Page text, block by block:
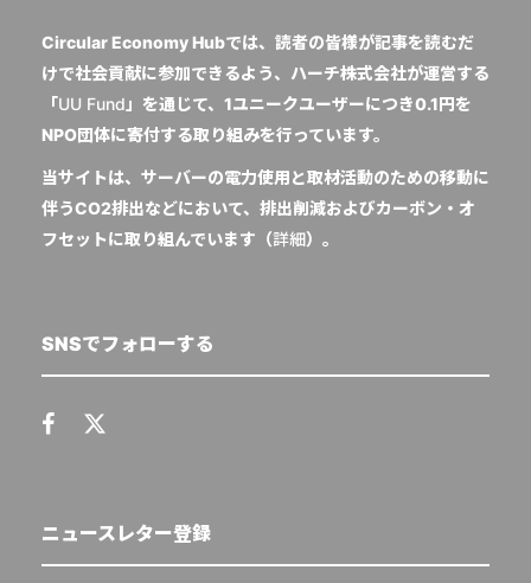
Circular Economy Hubでは、読者の皆様が記事を読むだ
けで社会貢献に参加できるよう、ハーチ株式会社が運営する
「UU Fund 」を通じて、1ユニークユーザーにつき0.1円を
NPO団体に寄付する取り組みを行っています。
当サイトは、サーバーの電力使用と取材活動のための移動に
伴うCO2排出などにおいて、排出削減およびカーボン・オ
フセットに取り組んでいます（詳細）。
SNSでフォローする
ニュースレター登録